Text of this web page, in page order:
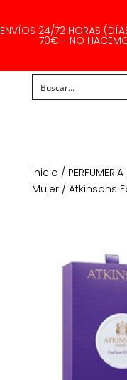
ENVÍOS 24/72 HORAS
70€ - NO
Inicio / PERFUMERIA
Mujer/ Atkinsons